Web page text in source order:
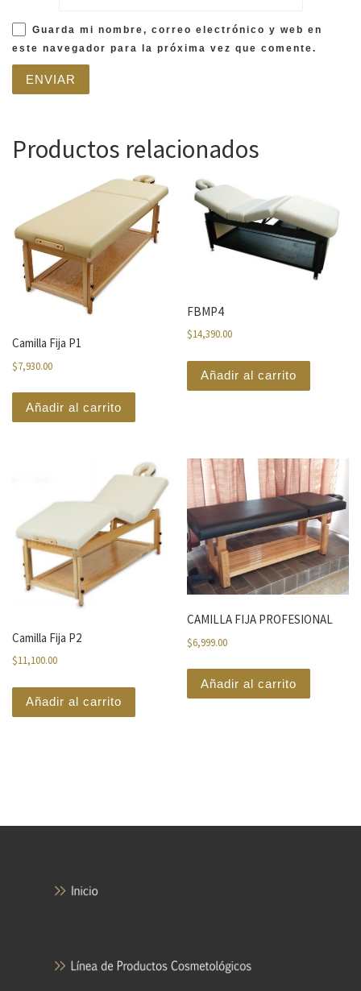
Guarda mi nombre, correo electrónico y web en
este navegador para la próxima vez que comente.
Productos relacionados
Camilla Fija P1
$7,930.00
Añadir al carrito
FBMP4
$14,390.00
Añadir al carrito
Camilla Fija P2
$11,100.00
Añadir al carrito
CAMILLA FIJA PROFESIONAL
$6,999.00
Añadir al carrito